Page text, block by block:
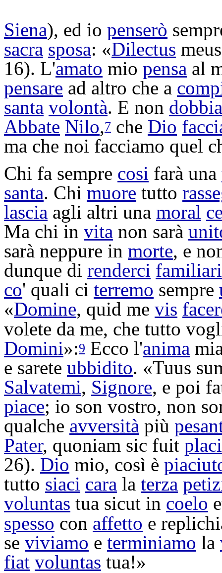
Siena), ed io penserò
sacra sposa: «Dilectus
16). L'amato mio pensa al
pensare ad altro che a
santa volontà. E non
Abbate Nilo,7 che Dio
ma che noi facciamo quel
Chi fa sempre cosi farà una
santa. Chi muore tutto
lascia agli altri una moral
Ma chi in vita non sarà
sarà neppure in morte, e
dunque di renderci familiari
co' quali ci terremo sempre
«Domine, quid me vis
volete da me, che tutto
Domini»:9 Ecco l'anima
e sarete ubbidito. «Tuus
Salvatemi, Signore, e poi
piace; io son vostro, non
qualche avversità più
Pater, quoniam sic fuit
26). Dio mio, così è
tutto siaci cara la terza
voluntas tua sicut in coelo
spesso con affetto e
se viviamo e terminiamo la
fiat voluntas tua!»